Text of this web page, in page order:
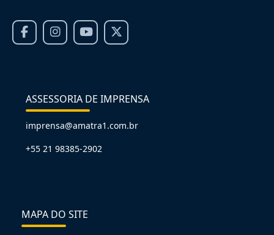
ASSESSORIA DE IMPRENSA
imprensa@amatra1.com.br
+55 21 98385-2902
MAPA DO SITE